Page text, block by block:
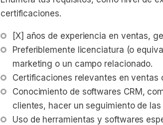
certificaciones.
[X] años de experiencia en ventas,
Preferiblemente licenciatura (o
marketing o un campo relacionado.
Certificaciones relevantes en ventas
Conocimiento de softwares CRM,
clientes, hacer un seguimiento de
Uso de herramientas y softwares